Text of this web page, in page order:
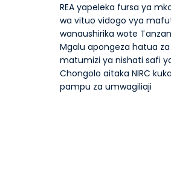
REA yapeleka fursa ya
wa vituo vidogo vya
wanaushirika wote
Mgalu apongeza hatua
matumizi ya nishati safi
Chongolo aitaka NIRC
pampu za umwagiliaji